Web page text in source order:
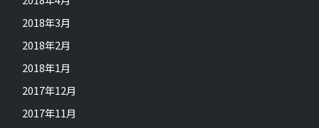
2018年3月
2018年2月
2018年1月
2017年12月
2017年11月